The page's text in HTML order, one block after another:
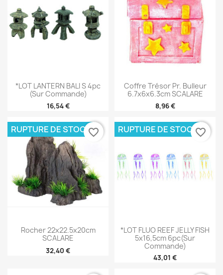
*LOT LANTERN BALI S 4pc
(sur Commande)
16,54 €
Coffre Trésor Pr. Bulleur
6.7x6x6.3cm SCALARE
8,96 €
Rocher 22x22.5x20cm
SCALARE
32,40 €
RUPTURE DE STOCKfavorite_border
*LOT FLUO REEF JELLY FISH
5x16,5cm 6pc(sur
Commande)
43,01 €
RUPTURE DE STOCKfavorite_border